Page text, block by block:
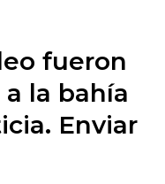
fueron
la bahía
Enviar